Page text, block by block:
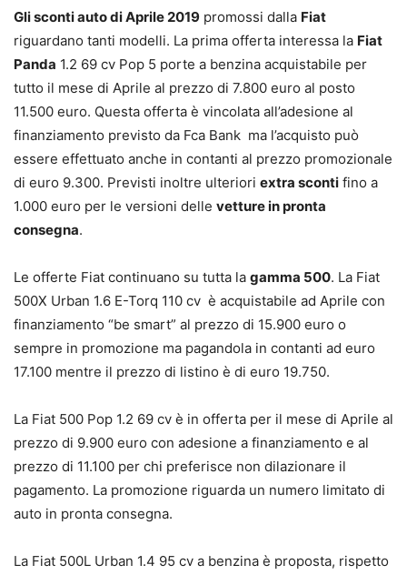
Gli sconti auto di Aprile 2019 promossi dalla Fiat
riguardano tanti modelli. La prima offerta interessa la Fiat
Panda 1.2 69 cv Pop 5 porte a benzina acquistabile per
tutto il mese di Aprile al prezzo di 7.800 euro al posto
11.500 euro. Questa offerta è vincolata all’adesione al
finanziamento previsto da Fca Bank ma l’acquisto può
essere effettuato anche in contanti al prezzo promozionale
di euro 9.300. Previsti inoltre ulteriori extra sconti fino a
1.000 euro per le versioni delle vetture in pronta
consegna.
Le offerte Fiat continuano su tutta la gamma 500. La Fiat
500X Urban 1.6 E-Torq 110 cv è acquistabile ad Aprile con
finanziamento “be smart” al prezzo di 15.900 euro o
sempre in promozione ma pagandola in contanti ad euro
17.100 mentre il prezzo di listino è di euro 19.750.
La Fiat 500 Pop 1.2 69 cv è in offerta per il mese di Aprile al
prezzo di 9.900 euro con adesione a finanziamento e al
prezzo di 11.100 per chi preferisce non dilazionare il
pagamento. La promozione riguarda un numero limitato di
auto in pronta consegna.
La Fiat 500L Urban 1.4 95 cv a benzina è proposta, rispetto